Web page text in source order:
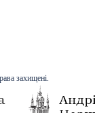
захищені.